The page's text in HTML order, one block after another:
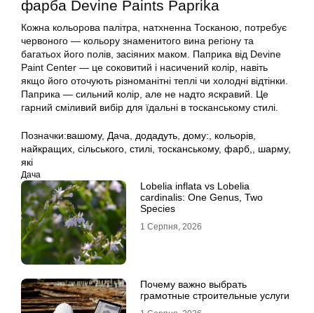
фарба Devine Paints Paprika
Кожна кольорова палітра, натхненна Тосканою, потребує
червоного — кольору знаменитого вина регіону та
багатьох його полів, засіяних маком. Паприка від Devine
Paint Center — це соковитий і насичений колір, навіть
якщо його оточують різноманітні теплі чи холодні відтінки.
Паприка — сильний колір, але не надто яскравий. Це
гарний сміливий вибір для їдальні в тосканському стилі.
Позначки:вашому, Дача, додадуть, дому:, кольорів,
найкращих, сільського, стилі, тосканському, фарб,, шарму,
які
Дача
Lobelia inflata vs Lobelia
cardinalis: One Genus, Two
Species
1 Серпня, 2026
Почему важно выбрать
грамотные строительные услуги